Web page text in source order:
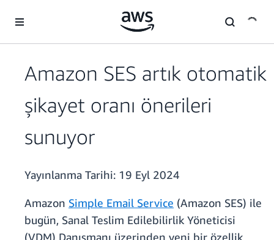
Amazon SES artık otomatik
şikayet oranı önerileri
sunuyor
Yayınlanma Tarihi: 19 Eyl 2024
Amazon Simple Email Service (Amazon SES) ile
bugün, Sanal Teslim Edilebilirlik Yöneticisi
(VDM) Danışmanı üzerinden yeni bir özellik